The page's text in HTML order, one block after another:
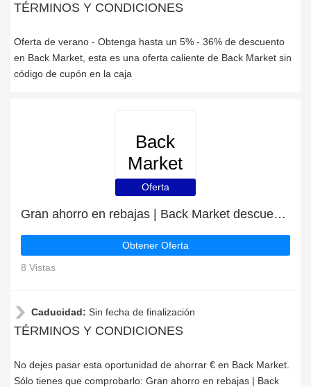
TÉRMINOS Y CONDICIONES
Oferta de verano - Obtenga hasta un 5% - 36% de descuento
en Back Market, esta es una oferta caliente de Back Market sin
código de cupón en la caja
Back
Market
Oferta
Gran ahorro en rebajas | Back Market descuento
Obtener Oferta
8 Vistas
Caducidad: Sin fecha de finalización
TÉRMINOS Y CONDICIONES
No dejes pasar esta oportunidad de ahorrar € en Back Market.
Sólo tienes que comprobarlo: Gran ahorro en rebajas | Back